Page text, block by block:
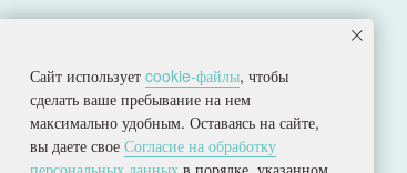
Политика конфиденциальности
на обработку персональных данных
Разработка сайта
Сайт использует cookie-файлы, чтобы
сделать ваше пребывание на нем
максимально удобным. Оставаясь на сайте,
вы даете свое Согласие на обработку